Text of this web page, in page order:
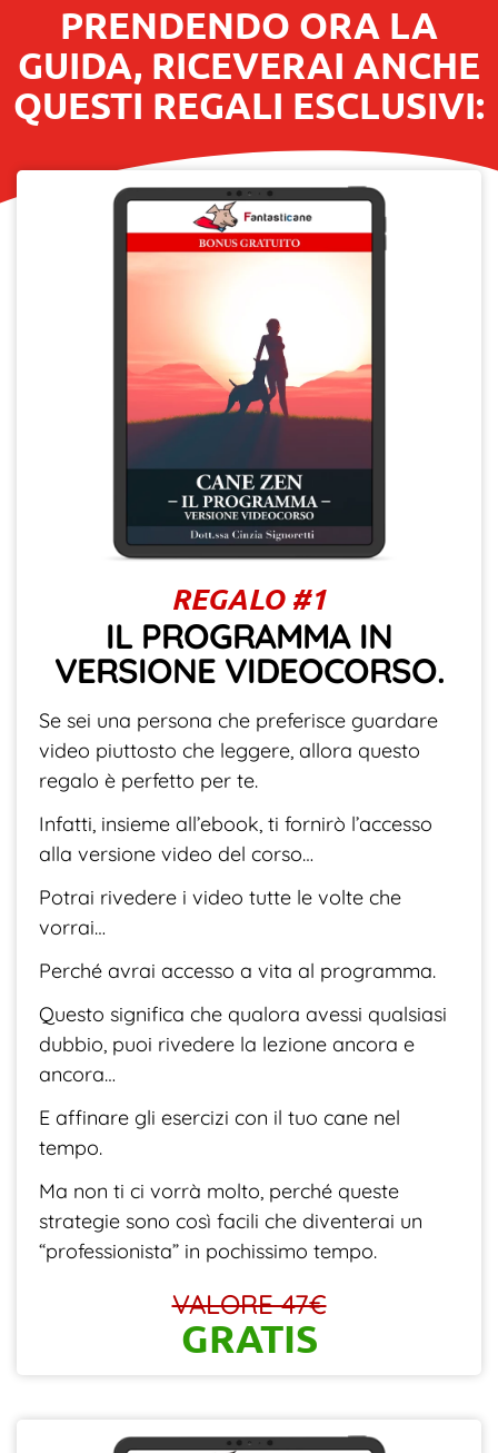
PRENDENDO ORA LA
GUIDA, RICEVERAI ANCHE
QUESTI REGALI ESCLUSIVI:
REGALO #1
IL PROGRAMMA IN
VERSIONE VIDEOCORSO.
Se sei una persona che preferisce guardare
video piuttosto che leggere, allora questo
regalo è perfetto per te.
Infatti, insieme all’ebook, ti fornirò l’accesso
alla versione video del corso…
Potrai rivedere i video tutte le volte che
vorrai…
Perché avrai accesso a vita al programma.
Questo significa che qualora avessi qualsiasi
dubbio, puoi rivedere la lezione ancora e
ancora…
E affinare gli esercizi con il tuo cane nel
tempo.
Ma non ti ci vorrà molto, perché queste
strategie sono così facili che diventerai un
“professionista” in pochissimo tempo.
VALORE 47€
GRATIS